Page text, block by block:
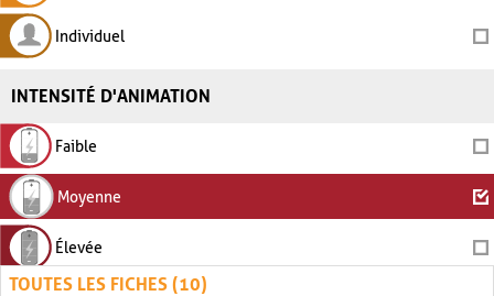
Individuel
INTENSITÉ D'ANIMATION
Faible
Moyenne
Élevée
TOUTES LES FICHES (10)